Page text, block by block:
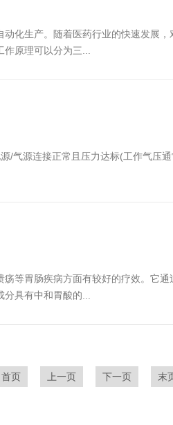
化生产。随着医药行业的快速发展
原理可以分为三...
气源连接正常且压力达标(工作气压
等胃肠疾病方面有较好的疗效。它
具有中和胃酸的...
首页 上一页 下一页 末